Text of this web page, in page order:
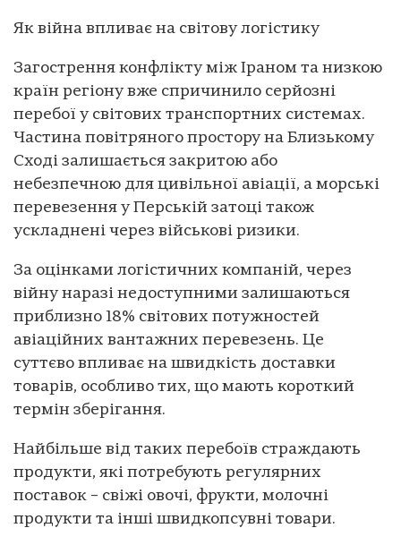
Як війна впливає на світову логістику
Загострення конфлікту між Іраном та низкою
країн регіону вже спричинило серйозні
перебої у світових транспортних системах.
Частина повітряного простору на Близькому
Сході залишається закритою або
небезпечною для цивільної авіації, а морські
перевезення у Перській затоці також
ускладнені через військові ризики.
За оцінками логістичних компаній, через
війну наразі недоступними залишаються
приблизно 18% світових потужностей
авіаційних вантажних перевезень. Це
суттєво впливає на швидкість доставки
товарів, особливо тих, що мають короткий
термін зберігання.
Найбільше від таких перебоїв страждають
продукти, які потребують регулярних
поставок – свіжі овочі, фрукти, молочні
продукти та інші швидкопсувні товари.